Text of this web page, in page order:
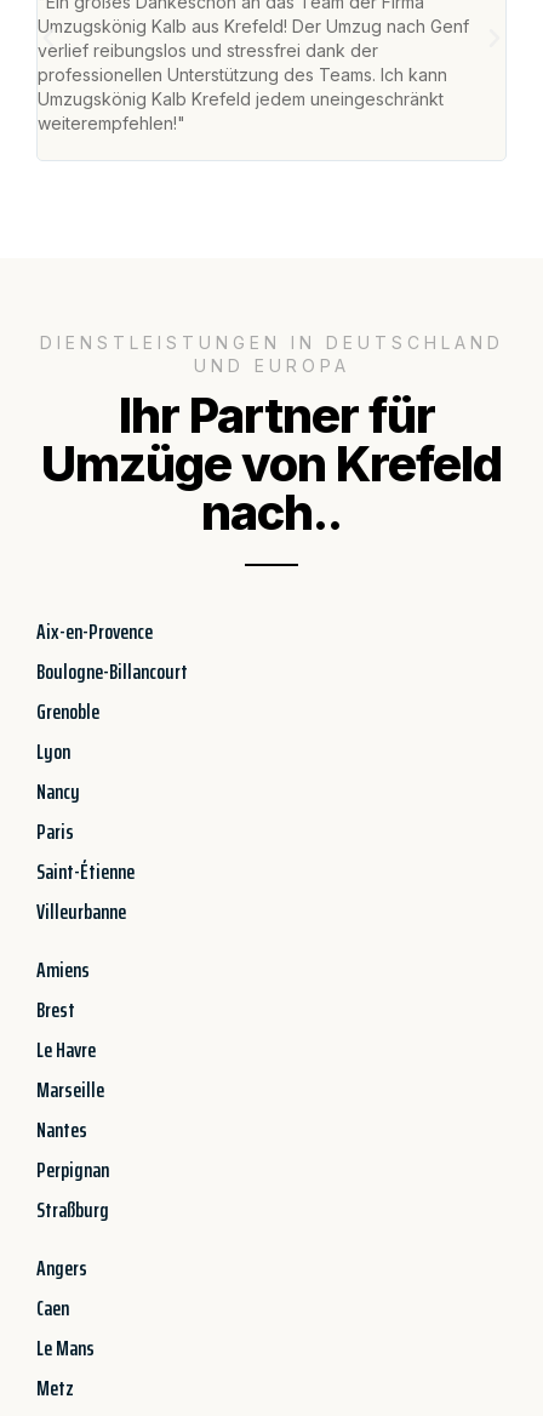
Umzugskönig Kalb aus Krefeld! Der Umzug nach Genf
verlief reibungslos und stressfrei dank der
professionellen Unterstützung des Teams. Ich kann
Umzugskönig Kalb Krefeld jedem uneingeschränkt
weiterempfehlen!"
DIENSTLEISTUNGEN IN DEUTSCHLAND
UND EUROPA
Ihr Partner für
Umzüge von Krefeld
nach..
Aix-en-Provence
Boulogne-Billancourt
Grenoble
Lyon
Nancy
Paris
Saint-Étienne
Villeurbanne
Amiens
Brest
Le Havre
Marseille
Nantes
Perpignan
Straßburg
Angers
Caen
Le Mans
Metz